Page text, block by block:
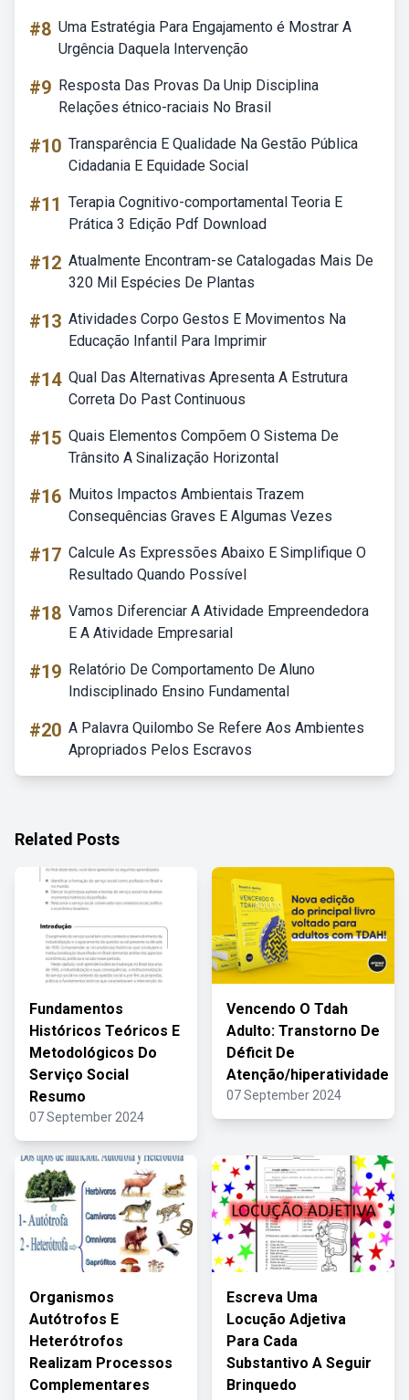
#8 Uma Estratégia Para Engajamento é Mostrar A
Urgência Daquela Intervenção
#9 Resposta Das Provas Da Unip Disciplina
Relações étnico-raciais No Brasil
#10 Transparência E Qualidade Na Gestão Pública
Cidadania E Equidade Social
#11 Terapia Cognitivo-comportamental Teoria E
Prática 3 Edição Pdf Download
#12 Atualmente Encontram-se Catalogadas Mais De
320 Mil Espécies De Plantas
#13 Atividades Corpo Gestos E Movimentos Na
Educação Infantil Para Imprimir
#14 Qual Das Alternativas Apresenta A Estrutura
Correta Do Past Continuous
#15 Quais Elementos Compõem O Sistema De
Trânsito A Sinalização Horizontal
#16 Muitos Impactos Ambientais Trazem
Consequências Graves E Algumas Vezes
#17 Calcule As Expressões Abaixo E Simplifique O
Resultado Quando Possível
#18 Vamos Diferenciar A Atividade Empreendedora
E A Atividade Empresarial
#19 Relatório De Comportamento De Aluno
Indisciplinado Ensino Fundamental
#20 A Palavra Quilombo Se Refere Aos Ambientes
Apropriados Pelos Escravos
Related Posts
Fundamentos
Históricos Teóricos E
Metodológicos Do
Serviço Social
Resumo
07 September 2024
Vencendo O Tdah
Adulto: Transtorno De
Déficit De
Atenção/hiperatividade
07 September 2024
Organismos
Autótrofos E
Heterótrofos
Realizam Processos
Complementares
Escreva Uma
Locução Adjetiva
Para Cada
Substantivo A Seguir
Brinquedo